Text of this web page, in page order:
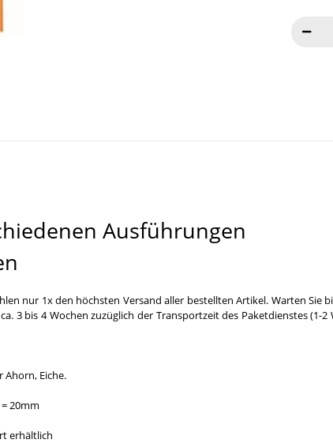
Ausführungen
nur 1x den höchsten Versand aller bestellten Artikel. Warten
3 bis 4 Wochen zuzüglich der Transportzeit des Paketdienstes
Ahorn, Eiche.
20mm
erhältlich